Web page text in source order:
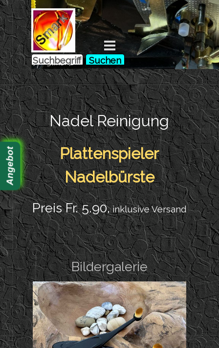
Direkt zum Seiteninhalt
Menü überspringen
Angebot
by Smark Suchen
Nadel Reinigung
Plattenspieler
Nadelbürste
Preis Fr. 5.90, inklusive Versand
Bildergalerie